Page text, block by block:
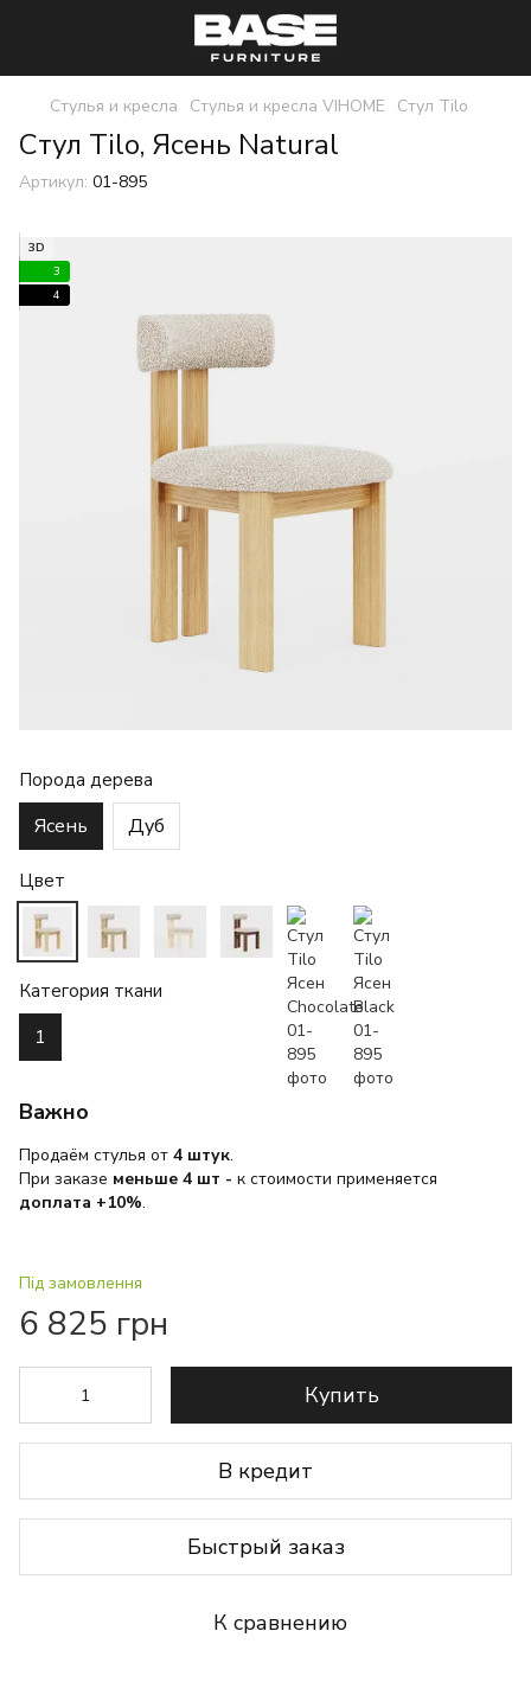
Стулья и кресла Стулья и кресла VIHOME Стул Tilo
Стул Tilo, Ясень Natural
Артикул: 01-895
3D
3
4
Порода дерева
Ясень Дуб
Цвет
Категория ткани
1
Важно
Продаём стулья от 4 штук.
При заказе меньше 4 шт - к стоимости применяется
доплата +10%.
Під замовлення
6 825 грн
Купить
В кредит
Быстрый заказ
К сравнению